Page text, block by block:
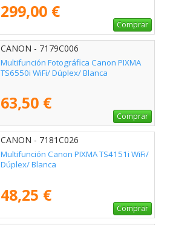
299,00 €
Comprar
CANON - 7179C006
Multifunción Fotográfica Canon PIXMA
TS6550i WiFi/ Dúplex/ Blanca
63,50 €
Comprar
CANON - 7181C026
Multifunción Canon PIXMA TS4151i WiFi/
Dúplex/ Blanca
48,25 €
Comprar